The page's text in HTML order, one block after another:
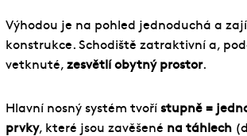
Výhodou je na pohled jednoduchá a
konstrukce. Schodiště zatraktivní a,
vetknuté, zesvětlí obytný prostor.
Hlavní nosný systém tvoří stupně =
prvky, které jsou zavěšené na táhlech